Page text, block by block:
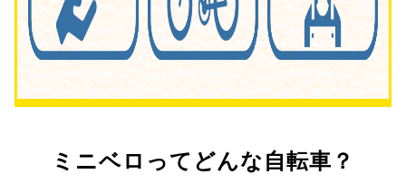
ミニベロってどんな自転車？